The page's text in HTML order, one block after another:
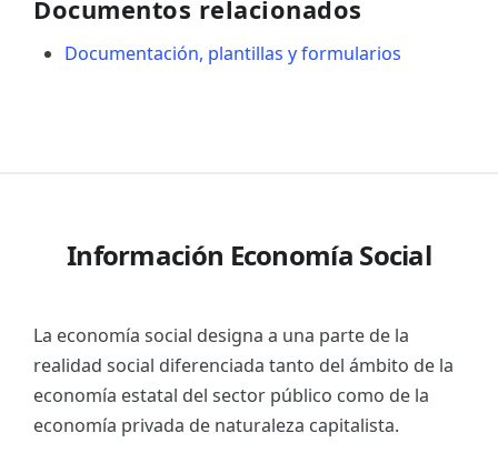
Documentos relacionados
Documentación, plantillas y formularios
Información Economía Social
La economía social designa a una parte de la
realidad social diferenciada tanto del ámbito de la
economía estatal del sector público como de la
economía privada de naturaleza capitalista.